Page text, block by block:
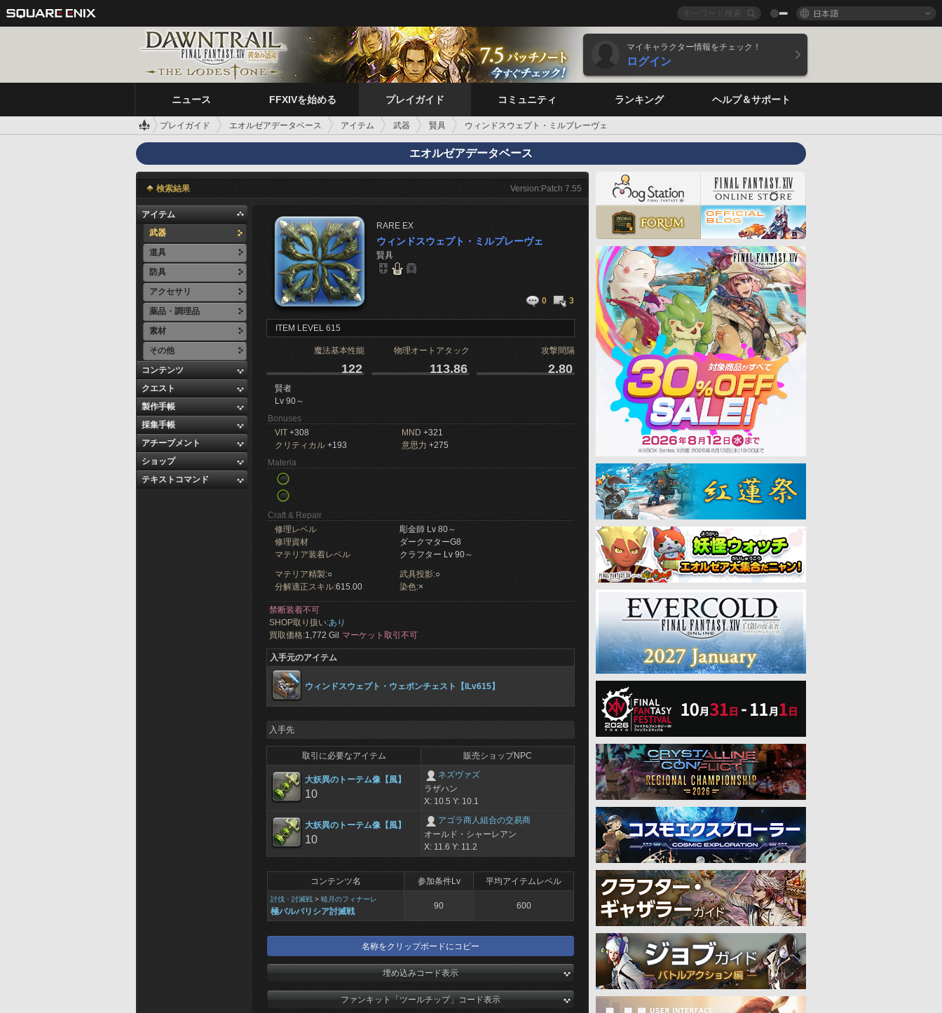
日本語
マイキャラクター情報をチェック！
ログイン
ニュース FFXIVを始める プレイガイド コミュニティ ランキング ヘルプ＆サポート
プレイガイド エオルゼアデータベース アイテム 武器 賢具 ウィンドスウェプト・ミルプレーヴェ
エオルゼアデータベース
検索結果 Version:Patch 7.55
アイテム
武器
道具
防具
アクセサリ
薬品・調理品
素材
その他
コンテンツ
クエスト
製作手帳
採集手帳
アチーブメント
ショップ
テキストコマンド
RARE EX
ウィンドスウェプト・ミルプレーヴェ
賢具
0 3
ITEM LEVEL 615
魔法基本性能 物理オートアタック 攻撃間隔
122 113.86 2.80
賢者
Lv 90～
Bonuses
VIT +308 MND +321
クリティカル +193 意思力 +275
Materia
Craft & Repair
修理レベル
彫金師 Lv 80～
修理資材
ダークマターG8
マテリア装着レベル
クラフター Lv 90～
マテリア精製:○ 武具投影:○
分解適正スキル:615.00 染色:×
禁断装着不可
SHOP取り扱い:あり
買取価格:1,772 Gil マーケット取引不可
入手元のアイテム
ウィンドスウェプト・ウェポンチェスト【ILv615】
入手先
取引に必要なアイテム 販売ショップNPC
大妖異のトーテム像【風】
10
ネズヴァズ
ラザハン
X: 10.5 Y: 10.1
大妖異のトーテム像【風】
10
アゴラ商人組合の交易商
オールド・シャーレアン
X: 11.6 Y: 11.2
コンテンツ名 参加条件Lv 平均アイテムレベル
討伐・討滅戦 > 暁月のフィナーレ
極バルバリシア討滅戦
90 600
名称をクリップボードにコピー
埋め込みコード表示
ファンキット「ツールチップ」コード表示